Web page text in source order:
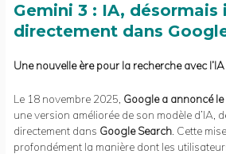
Gemini 3 : IA, désormais
directement dans
Une nouvelle ère pour la recherche avec l’IA
Le 18 novembre 2025, Google a annoncé
une version améliorée de son modèle d’IA,
directement dans Google Search . Cette
profondément la manière dont les